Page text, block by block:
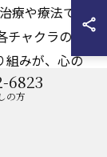
や療法で活
ャクラの調
組みが、心の
たらすク
6823
の方